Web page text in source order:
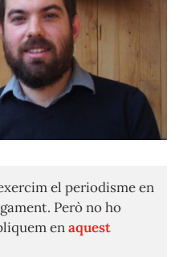
el periodisme en
Però no ho
enaquest